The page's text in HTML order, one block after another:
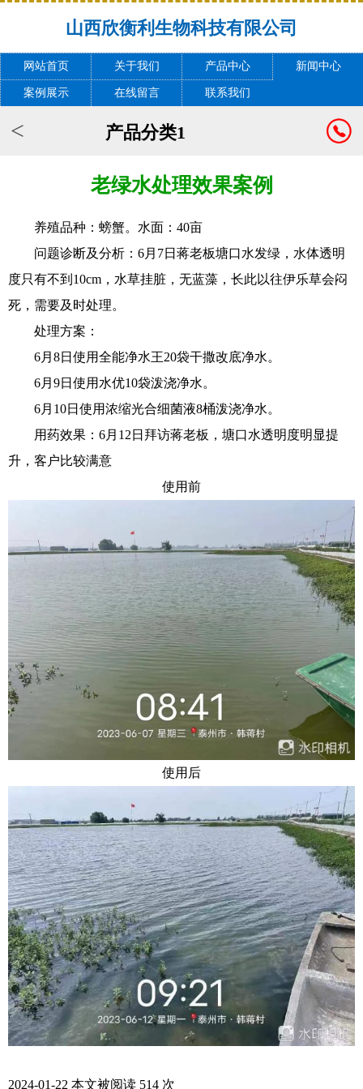
山西欣衡利生物科技有限公司
网站首页 关于我们 产品中心 新闻中心
案例展示 在线留言 联系我们
< 产品分类1
老绿水处理效果案例
养殖品种：螃蟹。水面：40亩
问题诊断及分析：6月7日蒋老板塘口水发绿，水体透明
度只有不到10cm，水草挂脏，无蓝藻，长此以往伊乐草会闷
死，需要及时处理。
处理方案：
6月8日使用全能净水王20袋干撒改底净水。
6月9日使用水优10袋泼浇净水。
6月10日使用浓缩光合细菌液8桶泼浇净水。
用药效果：6月12日拜访蒋老板，塘口水透明度明显提
升，客户比较满意
使用前
使用后
2024-01-22 本文被阅读 514 次